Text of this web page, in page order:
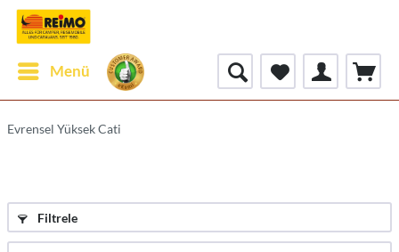
Menü
Evrensel Yüksek Cati
Filtrele